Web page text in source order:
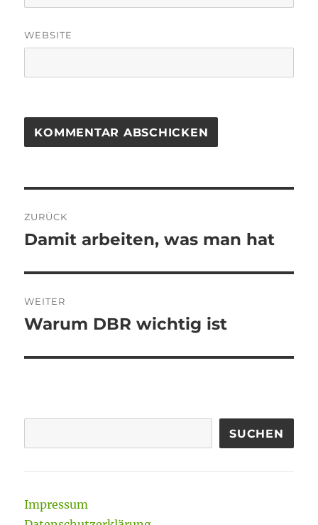
WEBSITE
ZURÜCK
Vorheriger
Damit arbeiten, was man hat
WEITER
Nächster
Warum DBR wichtig ist
SUCHEN
Impressum